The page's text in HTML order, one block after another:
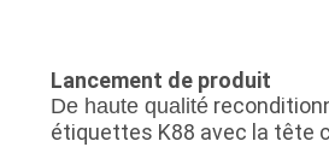
Lancement de produit
De haute qualité
étiquettes K88 avec la tête